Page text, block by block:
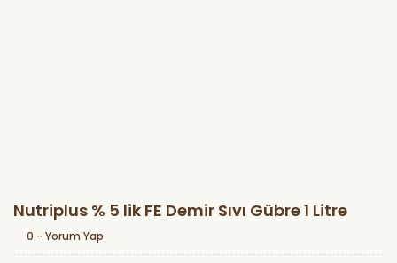
Nutriplus % 5 lik FE Demir Sıvı Gübre 1 Litre
0 - Yorum Yap